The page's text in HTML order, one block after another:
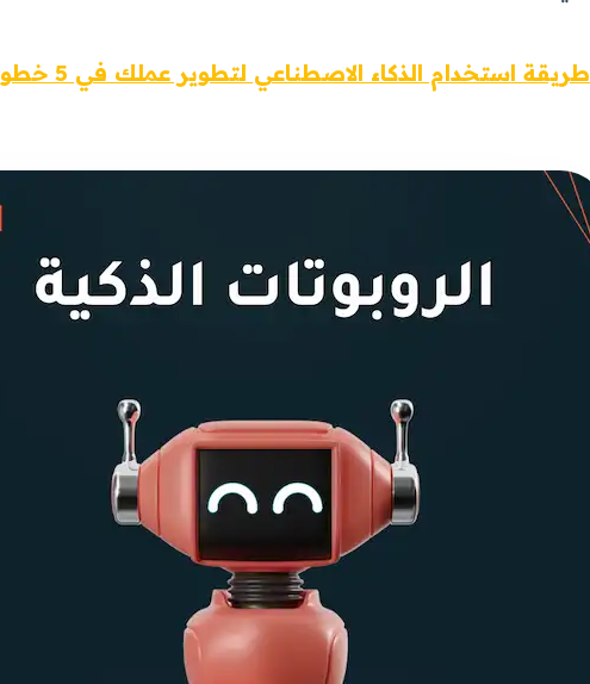
طريقة استخدام الذكاء الاصطناعي لتطوير عملك في 5 خطوات فعالة